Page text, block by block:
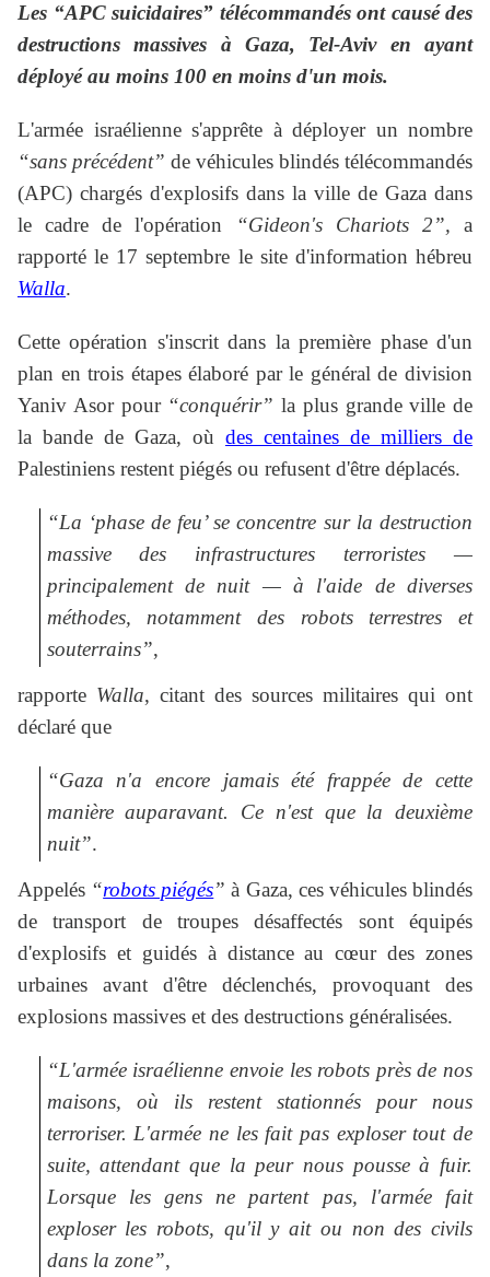
Les “APC suicidaires” télécommandés ont causé des
destructions massives à Gaza, Tel-Aviv en ayant
déployé au moins 100 en moins d'un mois.
L'armée israélienne s'apprête à déployer un nombre
“sans précédent” de véhicules blindés télécommandés
(APC) chargés d'explosifs dans la ville de Gaza dans
le cadre de l'opération
“Gideon's Chariots 2”, a
rapporté le 17 septembre le site d'information hébreu
Walla.
Cette opération s'inscrit dans la première phase d'un
plan en trois étapes élaboré par le général de division
Yaniv Asor pour “conquérir” la plus grande ville de
la bande de Gaza, où des centaines de milliers de
Palestiniens restent piégés ou refusent d'être déplacés.
“La ‘phase de feu’ se concentre sur la destruction
massive des infrastructures terroristes —
principalement de nuit — à l'aide de diverses
méthodes, notamment des robots terrestres et
souterrains”,
rapporte Walla, citant des sources militaires qui ont
déclaré que
“Gaza n'a encore jamais été frappée de cette
manière auparavant. Ce n'est que la deuxième
nuit”.
Appelés “robots piégés” à Gaza, ces véhicules blindés
de transport de troupes désaffectés sont équipés
d'explosifs et guidés à distance au cœur des zones
urbaines avant d'être déclenchés, provoquant des
explosions massives et des destructions généralisées.
“L'armée israélienne envoie les robots près de nos
maisons, où ils restent stationnés pour nous
terroriser. L'armée ne les fait pas exploser tout de
suite, attendant que la peur nous pousse à fuir.
Lorsque les gens ne partent pas, l'armée fait
exploser les robots, qu'il y ait ou non des civils
dans la zone”,